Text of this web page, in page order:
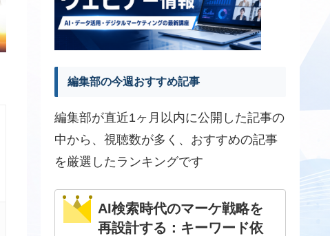
編集部の今週おすすめ記事
編集部が直近1ヶ月以内に公開した記事の
中から、視聴数が多く、おすすめの記事
を厳選したランキングです
AI検索時代のマーケ戦略を
再設計する：キーワード依